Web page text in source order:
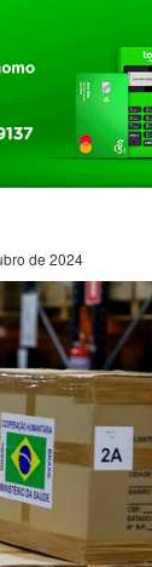
de 2024